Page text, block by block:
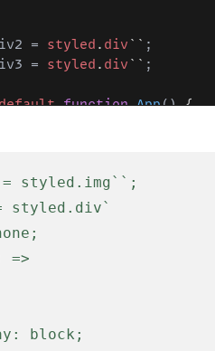
= styled.img``;
styled.div`